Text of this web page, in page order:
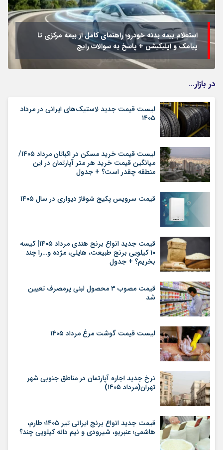
استعلام بیمه بدنه خودرو؛ راهنمای کامل از بیمه مرکزی تا
پیامک و اپلیکیشن + پاسخ به سوالات رایج
در بازار…
لیست قیمت جدید لاستیک‌های ایرانی در مرداد
۱۴۰۵
لیست قیمت خرید مسکن در اکباتان مرداد ۱۴۰۵/
میانگین قیمت خرید هر متر آپارتمان در این
منطقه چقدر است؟ + جدول
قیمت سرویس پکیج شوفاژ دیواری در سال ۱۴۰۵
قیمت جدید انواع برنج هندی مرداد ۱۴۰۵| کیسه
۱۰ کیلویی برنج طبیعت، هایلی، مژده و…را چند
بخریم؟ + جدول
قیمت مصوب ۳ محصول لبنی پرمصرف تعیین
شد
لیست قیمت گوشت مرغ مرداد ۱۴۰۵
نرخ جدید اجاره آپارتمان در مناطق جنوبی شهر
تهران(مرداد ۱۴۰۵)
قیمت جدید انواع برنج ایرانی تیر ۱۴۰۵؛ طارم،
هاشمی؛ عنبربو، شیرودی و نیم دانه کیلویی چند؟